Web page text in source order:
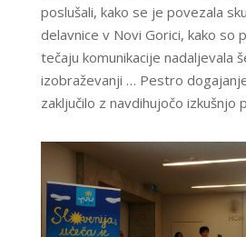
poslušali, kako se je povezala
delavnice v Novi Gorici, kako so
tečaju komunikacije nadaljevala
izobraževanji … Pestro
zaključilo z navdihujočo izkušnjo